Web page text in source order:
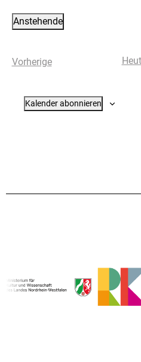
Anstehende
VorherigeVeranstaltungen
Kalender abonnieren